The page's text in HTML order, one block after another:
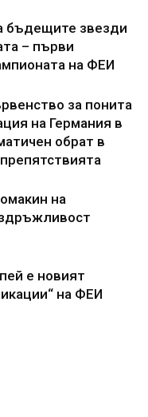
бъдещите звезди
– първи
на ФЕИ
за понита
на Германия в
обрат в
на
е новият
на ФЕИ